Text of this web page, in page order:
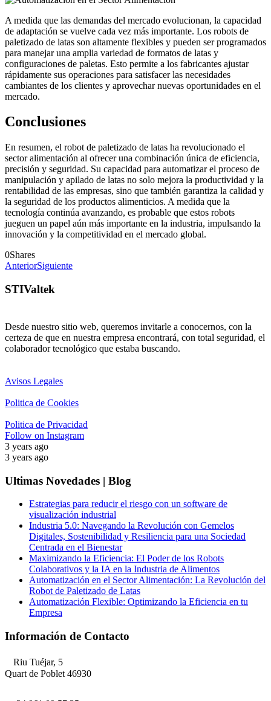
A medida que las demandas del mercado evolucionan, la capacidad
de adaptación se vuelve cada vez más importante. Los robots de
paletizado de latas son altamente flexibles y pueden ser programados
para manejar una amplia variedad de formatos de latas y
configuraciones de paletas. Esto permite a los fabricantes ajustar
rápidamente sus operaciones para satisfacer las necesidades
cambiantes de los clientes y aprovechar nuevas oportunidades en el
mercado.
Conclusiones
En resumen, el robot de paletizado de latas ha revolucionado el
sector alimentación al ofrecer una combinación única de eficiencia,
precisión y seguridad. Su capacidad para automatizar el proceso de
manipulación y apilado de latas no solo mejora la productividad y la
rentabilidad de las empresas, sino que también garantiza la calidad y
la seguridad de los productos alimenticios. A medida que la
tecnología continúa avanzando, es probable que estos robots
jueguen un papel aún más importante en la industria, impulsando la
innovación y la competitividad en el mercado global.
0Shares
AnteriorSiguiente
STIValtek
Desde nuestro sitio web, queremos invitarle a conocernos, con la
certeza de que en nuestra empresa encontrará, con total seguridad, el
colaborador tecnológico que estaba buscando.
Avisos Legales
Politica de Cookies
Politica de Privacidad
Follow on Instagram
3 years ago
3 years ago
Ultimas Novedades | Blog
Estrategias para reducir el riesgo con un software de
visualización industrial
Industria 5.0: Navegando la Revolución con Gemelos
Digitales, Sostenibilidad y Resiliencia para una Sociedad
Centrada en el Bienestar
Maximizando la Eficiencia: El Poder de los Robots
Colaborativos y la IA en la Industria de Alimentos
Automatización en el Sector Alimentación: La Revolución del
Robot de Paletizado de Latas
Automatización Flexible: Optimizando la Eficiencia en tu
Empresa
Información de Contacto
Riu Tuéjar, 5
Quart de Poblet 46930